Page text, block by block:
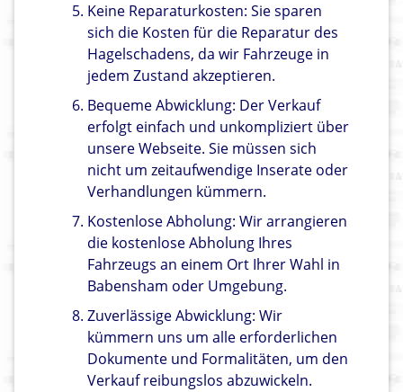
Keine Reparaturkosten: Sie sparen
sich die Kosten für die Reparatur des
Hagelschadens, da wir Fahrzeuge in
jedem Zustand akzeptieren.
Bequeme Abwicklung: Der Verkauf
erfolgt einfach und unkompliziert über
unsere Webseite. Sie müssen sich
nicht um zeitaufwendige Inserate oder
Verhandlungen kümmern.
Kostenlose Abholung: Wir arrangieren
die kostenlose Abholung Ihres
Fahrzeugs an einem Ort Ihrer Wahl in
Babensham oder Umgebung.
Zuverlässige Abwicklung: Wir
kümmern uns um alle erforderlichen
Dokumente und Formalitäten, um den
Verkauf reibungslos abzuwickeln.